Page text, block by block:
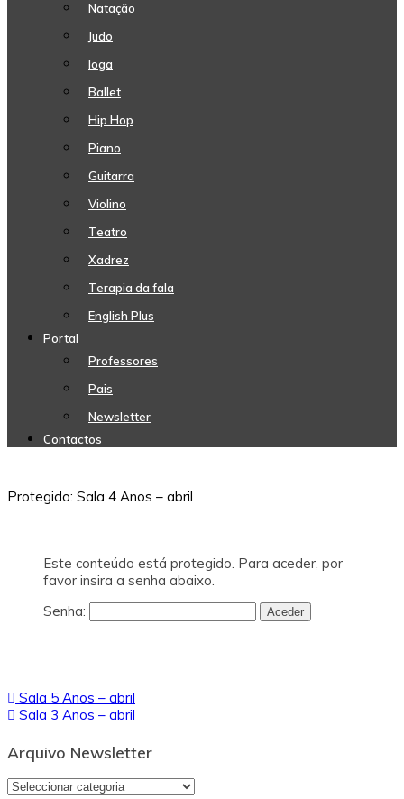
Natação
Judo
Ioga
Ballet
Hip Hop
Piano
Guitarra
Violino
Teatro
Xadrez
Terapia da fala
English Plus
Portal
Professores
Pais
Newsletter
Contactos
Protegido: Sala 4 Anos – abril
Este conteúdo está protegido. Para aceder, por
favor insira a senha abaixo.
Senha:
Navegação
de
artigos
Sala 5 Anos – abril
Sala 3 Anos – abril
Arquivo Newsletter
Arquivo